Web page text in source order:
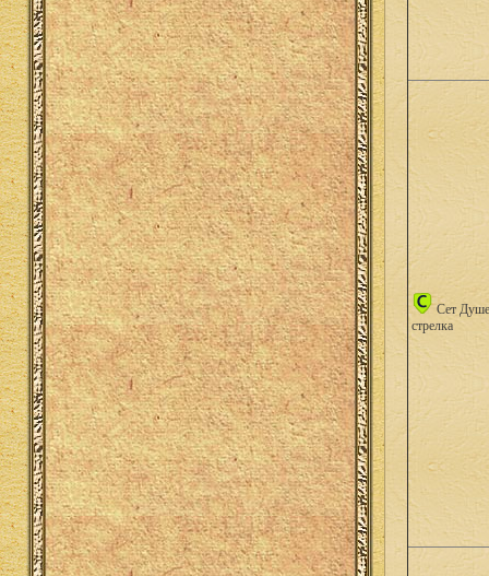
Сет
стрелка